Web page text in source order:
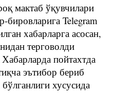
мактаб ўқувчилари
бировларига Telegram
хабарларга асосан,
терговолди
пойтахтда
эътибор бериб
хусусида